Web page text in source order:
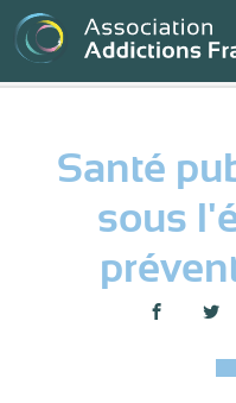
Santé
sous
Partager :
Panneau de gestion des cookies